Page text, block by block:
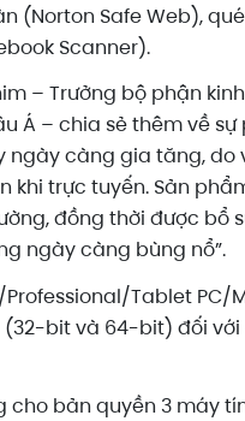
(Norton Safe Web),
Scanner).
– Trưởng bộ phận
Á – chia sẻ thêm về
ngày càng gia tăng,
trực tuyến. Sản
đồng thời được
ngày càng bùng nổ”.
Tablet
bit và 64-bit) đối
bản quyền 3 máy